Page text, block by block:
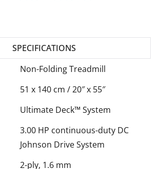
SPECIFICATIONS
Non-Folding Treadmill
51 x 140 cm / 20″ x 55″
Ultimate Deck™ System
3.00 HP continuous-duty DC
Johnson Drive System
2-ply, 1.6 mm